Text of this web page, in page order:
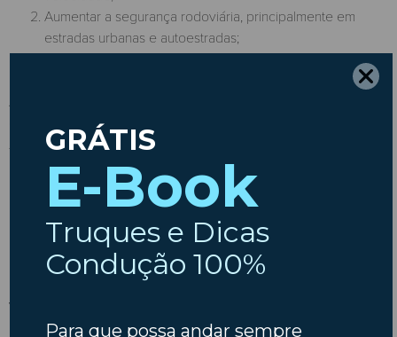
Aumentar a segurança rodoviária, principalmente em
estradas urbanas e autoestradas;
Diminuir o consumo de combustível e emissões de CO₂,
obrigatório o uso de limitadores (ISA –
Assistance ) em todos os novos veículos das categorias M e N.
Este sistema inteligente lê sinais de trânsito e dados GPS para
ajustar automaticamente a velocidade e alertar o condutor.
Todos os carros são obrigados
a ter um limitador de
velocidade?